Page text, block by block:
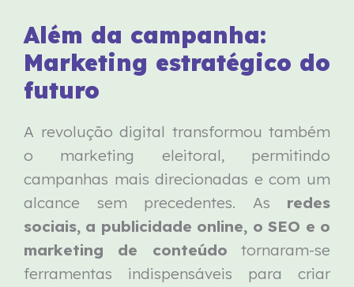
Além da campanha:
Marketing estratégico do
futuro
A revolução digital transformou também
o marketing eleitoral, permitindo
campanhas mais direcionadas e com um
alcance sem precedentes. As redes
sociais, a publicidade online, o SEO e o
marketing de conteúdo tornaram-se
ferramentas indispensáveis para criar